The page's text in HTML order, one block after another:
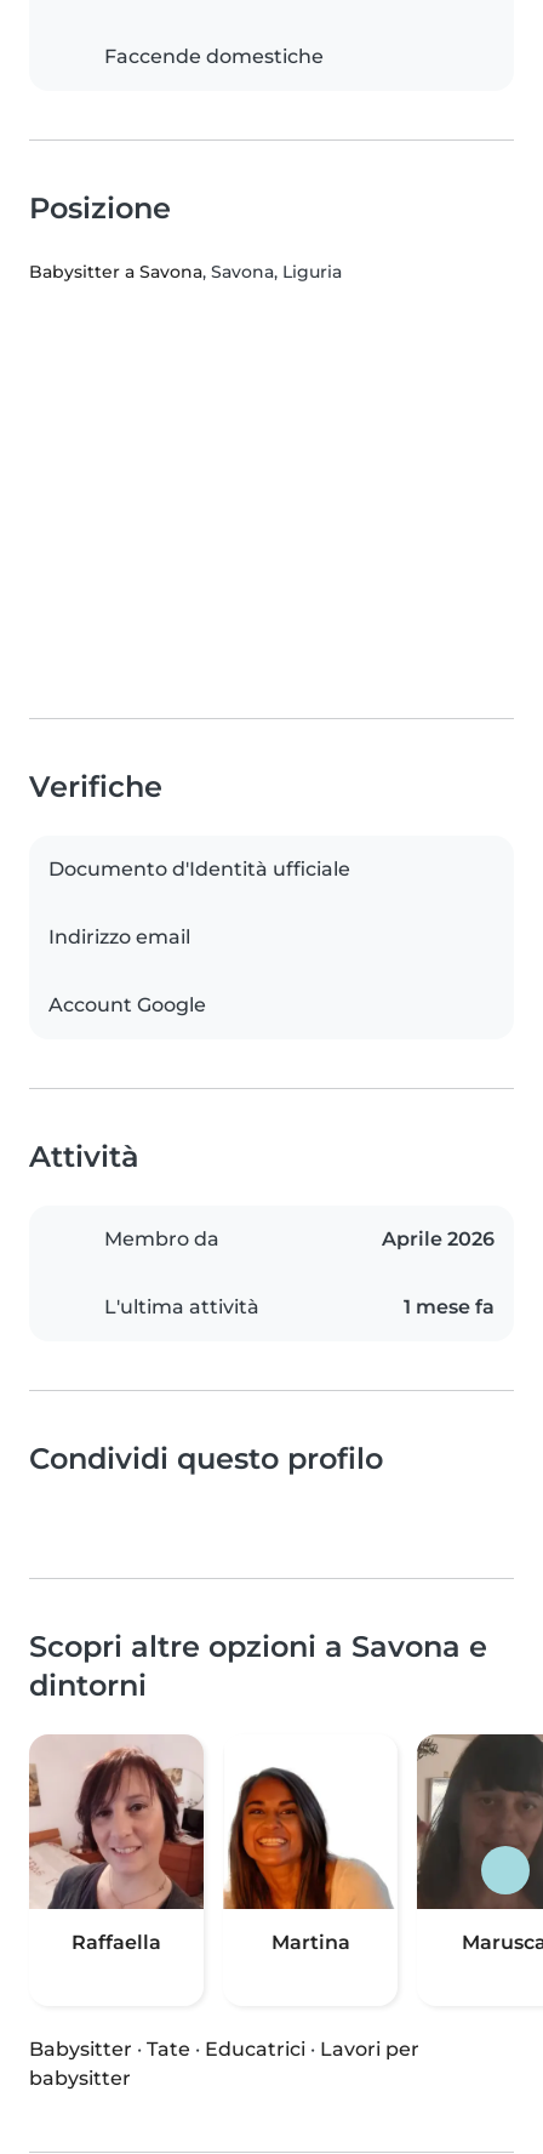
Faccende domestiche
Posizione
Babysitter a Savona, Savona, Liguria
Verifiche
Documento d'Identità ufficiale
Indirizzo email
Account Google
Attività
Membro da Aprile 2026
L'ultima attività 1 mese fa
Condividi questo profilo
Scopri altre opzioni a Savona e
dintorni
Raffaella Martina
Babysitter · Tate · Educatrici · Lavori per
babysitter